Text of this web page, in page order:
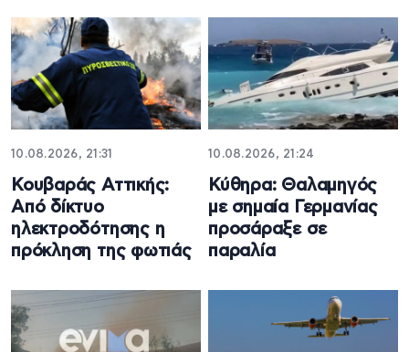
10.08.2026, 21:31
Κουβαράς Αττικής:
Από δίκτυο
ηλεκτροδότησης η
πρόκληση της φωτιάς
10.08.2026, 21:24
Κύθηρα: Θαλαμηγός
με σημαία Γερμανίας
προσάραξε σε
παραλία